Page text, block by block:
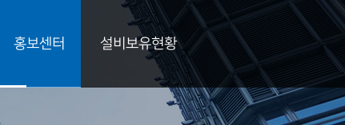
홍보센터 설비보유현황